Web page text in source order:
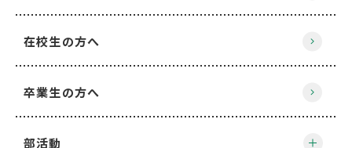
在校生の方へ
卒業生の方へ
部活動